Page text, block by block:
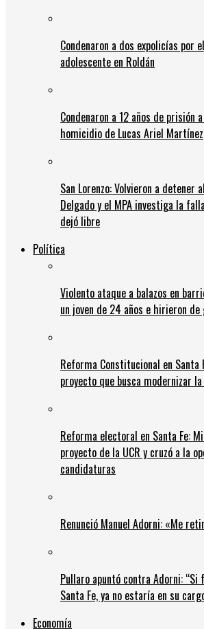
Condenaron a dos expolicías por
adolescente en Roldán
Condenaron a 12 años de prisión
homicidio de Lucas Ariel Martínez
San Lorenzo: Volvieron a detener
Delgado y el MPA investiga la
dejó libre
Política
Violento ataque a balazos en
un joven de 24 años e hirieron
Reforma Constitucional en Santa
proyecto que busca modernizar
Reforma electoral en Santa Fe:
proyecto de la UCR y cruzó a la
candidaturas
Renunció Manuel Adorni: «Me
Pullaro apuntó contra Adorni:
Santa Fe, ya no estaría en su
Economía